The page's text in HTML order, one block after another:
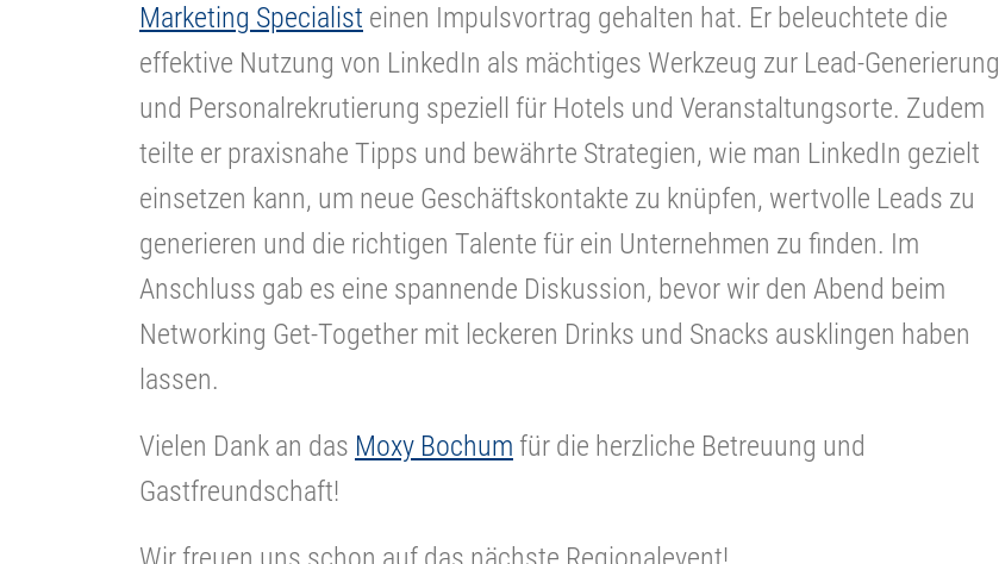
Marketing Specialist einen Impulsvortrag gehalten hat. Er beleuchtete die
effektive Nutzung von LinkedIn als mächtiges Werkzeug zur Lead-Generierung
und Personalrekrutierung speziell für Hotels und Veranstaltungsorte. Zudem
teilte er praxisnahe Tipps und bewährte Strategien, wie man LinkedIn gezielt
einsetzen kann, um neue Geschäftskontakte zu knüpfen, wertvolle Leads zu
generieren und die richtigen Talente für ein Unternehmen zu finden. Im
Anschluss gab es eine spannende Diskussion, bevor wir den Abend beim
Networking Get-Together mit leckeren Drinks und Snacks ausklingen haben
lassen.
Vielen Dank an das Moxy Bochum für die herzliche Betreuung und
Gastfreundschaft!